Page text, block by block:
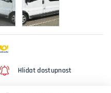
Hlídat dostupnost